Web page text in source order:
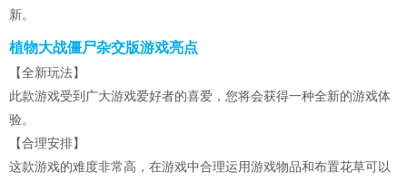
新。
植物大战僵尸杂交版游戏亮点
【全新玩法】
此款游戏受到广大游戏爱好者的喜爱，您将会获得一种全新的游戏体
验。
【合理安排】
这款游戏的难度非常高，在游戏中合理运用游戏物品和布置花草可以